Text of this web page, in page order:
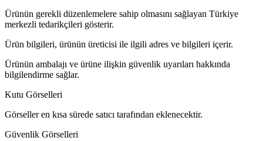
Ürünün gerekli düzenlemelere sahip olmasını sağlayan Türkiye
merkezli tedarikçileri gösterir.
Ürün bilgileri, ürünün üreticisi ile ilgili adres ve bilgileri içerir.
Ürünün ambalajı ve ürüne ilişkin güvenlik uyarıları hakkında
bilgilendirme sağlar.
Kutu Görselleri
Görseller en kısa sürede satıcı tarafından eklenecektir.
Güvenlik Görselleri